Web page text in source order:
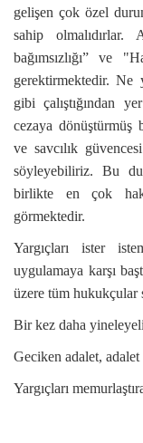
gelişen çok özel
sahip olmalıdırlar.
bağımsızlığı” ve
gerektirmektedir. Ne
gibi çalıştığından
cezaya dönüştürmüş
ve savcılık güvencesi
söyleyebiliriz. Bu
birlikte en çok
görmektedir.
Yargıçları ister
uygulamaya karşı
üzere tüm hukukçular
Bir kez daha
Geciken adalet,
Yargıçları